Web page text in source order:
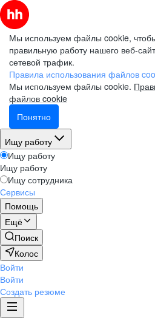
Мы используем файлы cookie,
правильную работу нашего веб-
сетевой трафик.
Правила использования файлов
Мы используем файлы cookie.
файлов cookie
Понятно
Ищу работу
Ищу работу
Ищу работу
Ищу сотрудника
Сервисы
Помощь
Ещё
Поиск
Колос
Войти
Войти
Создать резюме